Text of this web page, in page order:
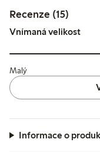
Recenze (15)
Vnímaná velikost
Malý
Informace o